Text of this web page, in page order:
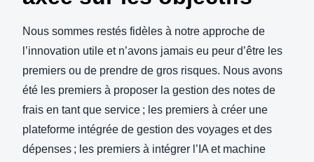
Nous sommes restés fidèles à notre approche de
l’innovation utile et n’avons jamais eu peur d’être les
premiers ou de prendre de gros risques. Nous avons
été les premiers à proposer la gestion des notes de
frais en tant que service ; les premiers à créer une
plateforme intégrée de gestion des voyages et des
dépenses ; les premiers à intégrer l’IA et machine